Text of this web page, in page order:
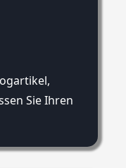
Sie Ihren